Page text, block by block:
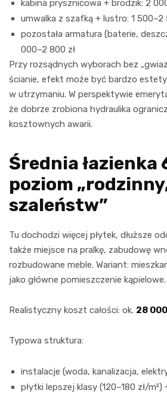
kabina prysznicowa + brodzik: 2
umwalka z szafką + lustro: 1 500–2
pozostała armatura (baterie,
000–2 800 zł
Przy rozsądnych wyborach bez
ścianie, efekt może być bardzo
w utrzymaniu. W perspektywie
że dobrze zrobiona hydraulika
kosztownych awarii.
Średnia łazienka
poziom
szaleństw”
Tu dochodzi więcej płytek, dłuższe
także miejsce na pralkę, zabudowę
rozbudowane meble. Wariant:
jako główne pomieszczenie kąpielowe.
Realistyczny koszt całości: ok. 28
Typowa struktura:
instalacje (woda, kanalizacja,
płytki lepszej klasy (120–180 zł/m²)